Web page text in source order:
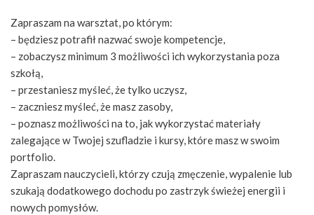
Zapraszam na warsztat, po którym:
– będziesz potrafił nazwać swoje kompetencje,
– zobaczysz minimum 3 możliwości ich wykorzystania poza
szkołą,
– przestaniesz myśleć, że tylko uczysz,
– zaczniesz myśleć, że masz zasoby,
– poznasz możliwości na to, jak wykorzystać materiały
zalegające w Twojej szufladzie i kursy, które masz w swoim
portfolio.
Zapraszam nauczycieli, którzy czują zmęczenie, wypalenie lub
szukają dodatkowego dochodu po zastrzyk świeżej energii i
nowych pomysłów.